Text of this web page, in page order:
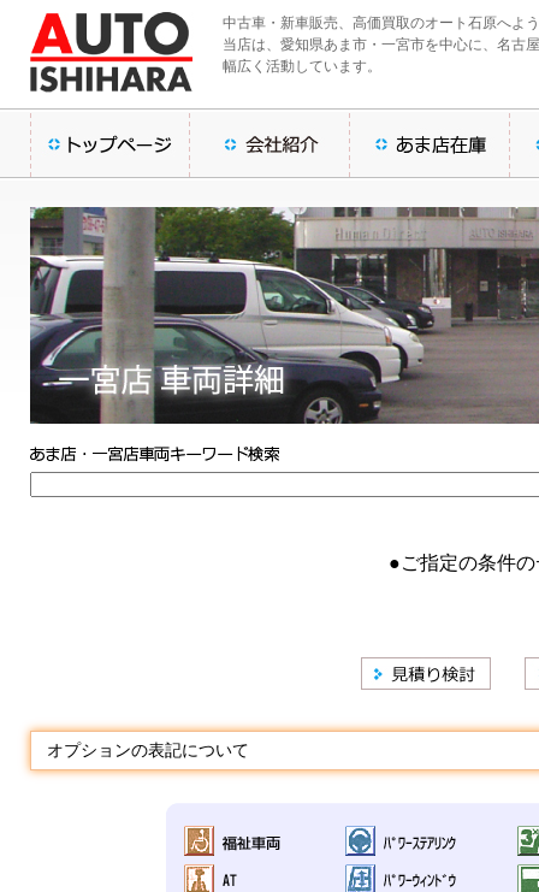
中古車・新車販売、高価買取のオート石原へよ
当店は、愛知県あま市・一宮市を中心に、名古
幅広く活動しています。
●ご指定の条件
オプションの表記について